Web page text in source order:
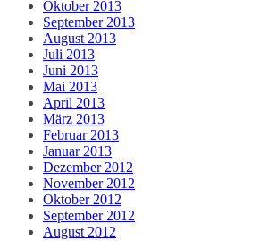
Oktober 2013
September 2013
August 2013
Juli 2013
Juni 2013
Mai 2013
April 2013
März 2013
Februar 2013
Januar 2013
Dezember 2012
November 2012
Oktober 2012
September 2012
August 2012